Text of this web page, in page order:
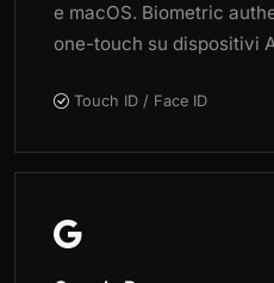
e macOS. Biometric
one-touch su dispositivi
Touch ID / Face ID